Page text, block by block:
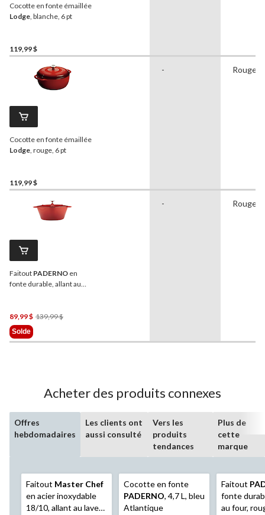
Cocotte en fonte émaillée
Lodge , blanche, 6 pt
119,99 $
Cocotte en fonte émaillée
Lodge , rouge, 6 pt
119,99 $
- Rouge
Faitout PADERNO en
fonte durable, allant au
89,99 $ 139,99 $Prix
139,99 $
Solde
- Rouge
Acheter des produits connexes
Offres
hebdomadaires
Les clients ont
aussi consulté
Vers les
produits
tendances
Plus de
cette
marque
Faitout Master Chef
en acier inoxydable
18/10, allant au lave-
Cocotte en fonte
PADERNO, 4,7 L, bleu
Atlantique
Faitout
fonte
au four,